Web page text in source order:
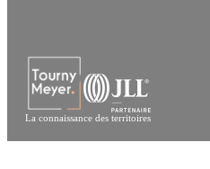
La connaissance des territoires